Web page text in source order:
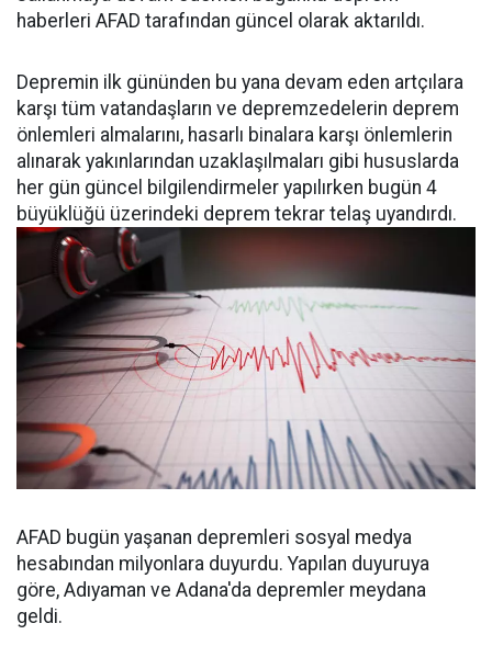
haberleri AFAD tarafından güncel olarak aktarıldı.
Depremin ilk gününden bu yana devam eden artçılara
karşı tüm vatandaşların ve depremzedelerin deprem
önlemleri almalarını, hasarlı binalara karşı önlemlerin
alınarak yakınlarından uzaklaşılmaları gibi hususlarda
her gün güncel bilgilendirmeler yapılırken bugün 4
büyüklüğü üzerindeki deprem tekrar telaş uyandırdı.
AFAD bugün yaşanan depremleri sosyal medya
hesabından milyonlara duyurdu. Yapılan duyuruya
göre, Adıyaman ve Adana'da depremler meydana
geldi.